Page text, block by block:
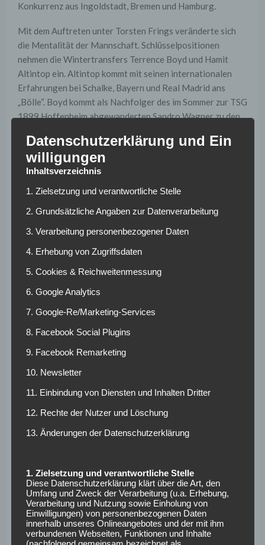
Konkurrenz aus Ingoldstadt, Bremen und Hamburg.
Mit dem Auftreten unter Torsten Frings veränderte sich
die Mentalität der Mannschaft. Schlüsselpositionen
nehmen die Wintertransfers Terrence Boyd und Hamit
Altintop ein. Altintop kommt mit seinen internationalen
Erfahrungen bei Schalke, Bayern und Real Madrid ans
„Bölle“. Boyd kommt als Nachfolger des im Sommer zur TSG
1899 Hoffenheim abgewanderten Sandro Wagner zu den
Offensivspiel beitragen muss. Andernfalls kann er die
Lücke genauso wenig wie Schipplock oder Colak schließen.
Warum langt es trotz
des Sieges gegen
Dortmund nicht für
Liga 1?
Alle 12 Punkte der Saison konnte Darmstadt nur am
Punkte gegen die direkten Konkurrenten aus Ingoldstadt
und Hamburg. Die Leistung gegen Werder Bremen reichte
für Darmstadt nur zu einem mageren Pünktchen.
Ohne konstant gute Leistungen ist der Sieg gegen
folgen. Besonders in der Fremde bei den drei direkten
Konkurrenten. Wenn man auswärts auch in der Rückrunde
keine Punkte sammelt, wird man in der nächsten Saison
Fazit im Kampf um
den Klassenerhalt
Sollte es den Darmstädtern gelingen öfter eine Leistung
wie gegen Dortmund abzurufen, ist alles offen. Allerdings
Datenschutzerklärung und Ein
willigungen
Inhaltsverzeichnis
1. Zielsetzung und verantwortliche Stelle
2. Grundsätzliche Angaben zur Datenverarbeitung
3. Verarbeitung personenbezogener Daten
4. Erhebung von Zugriffsdaten
5. Cookies & Reichweitenmessung
6. Google Analytics
7. Google-Re/Marketing-Services
8. Facebook Social Plugins
9. Facebook Remarketing
10. Newsletter
11. Einbindung von Diensten und Inhalten Dritter
12. Rechte der Nutzer und Löschung
13. Änderungen der Datenschutzerklärung
1. Zielsetzung und verantwortliche Stelle
Diese Datenschutzerklärung klärt über die Art, den
Umfang und Zweck der Verarbeitung (u.a. Erhebung,
Verarbeitung und Nutzung sowie Einholung von
Einwilligungen) von personenbezogenen Daten
innerhalb unseres Onlineangebotes und der mit ihm
verbundenen Webseiten, Funktionen und Inhalte